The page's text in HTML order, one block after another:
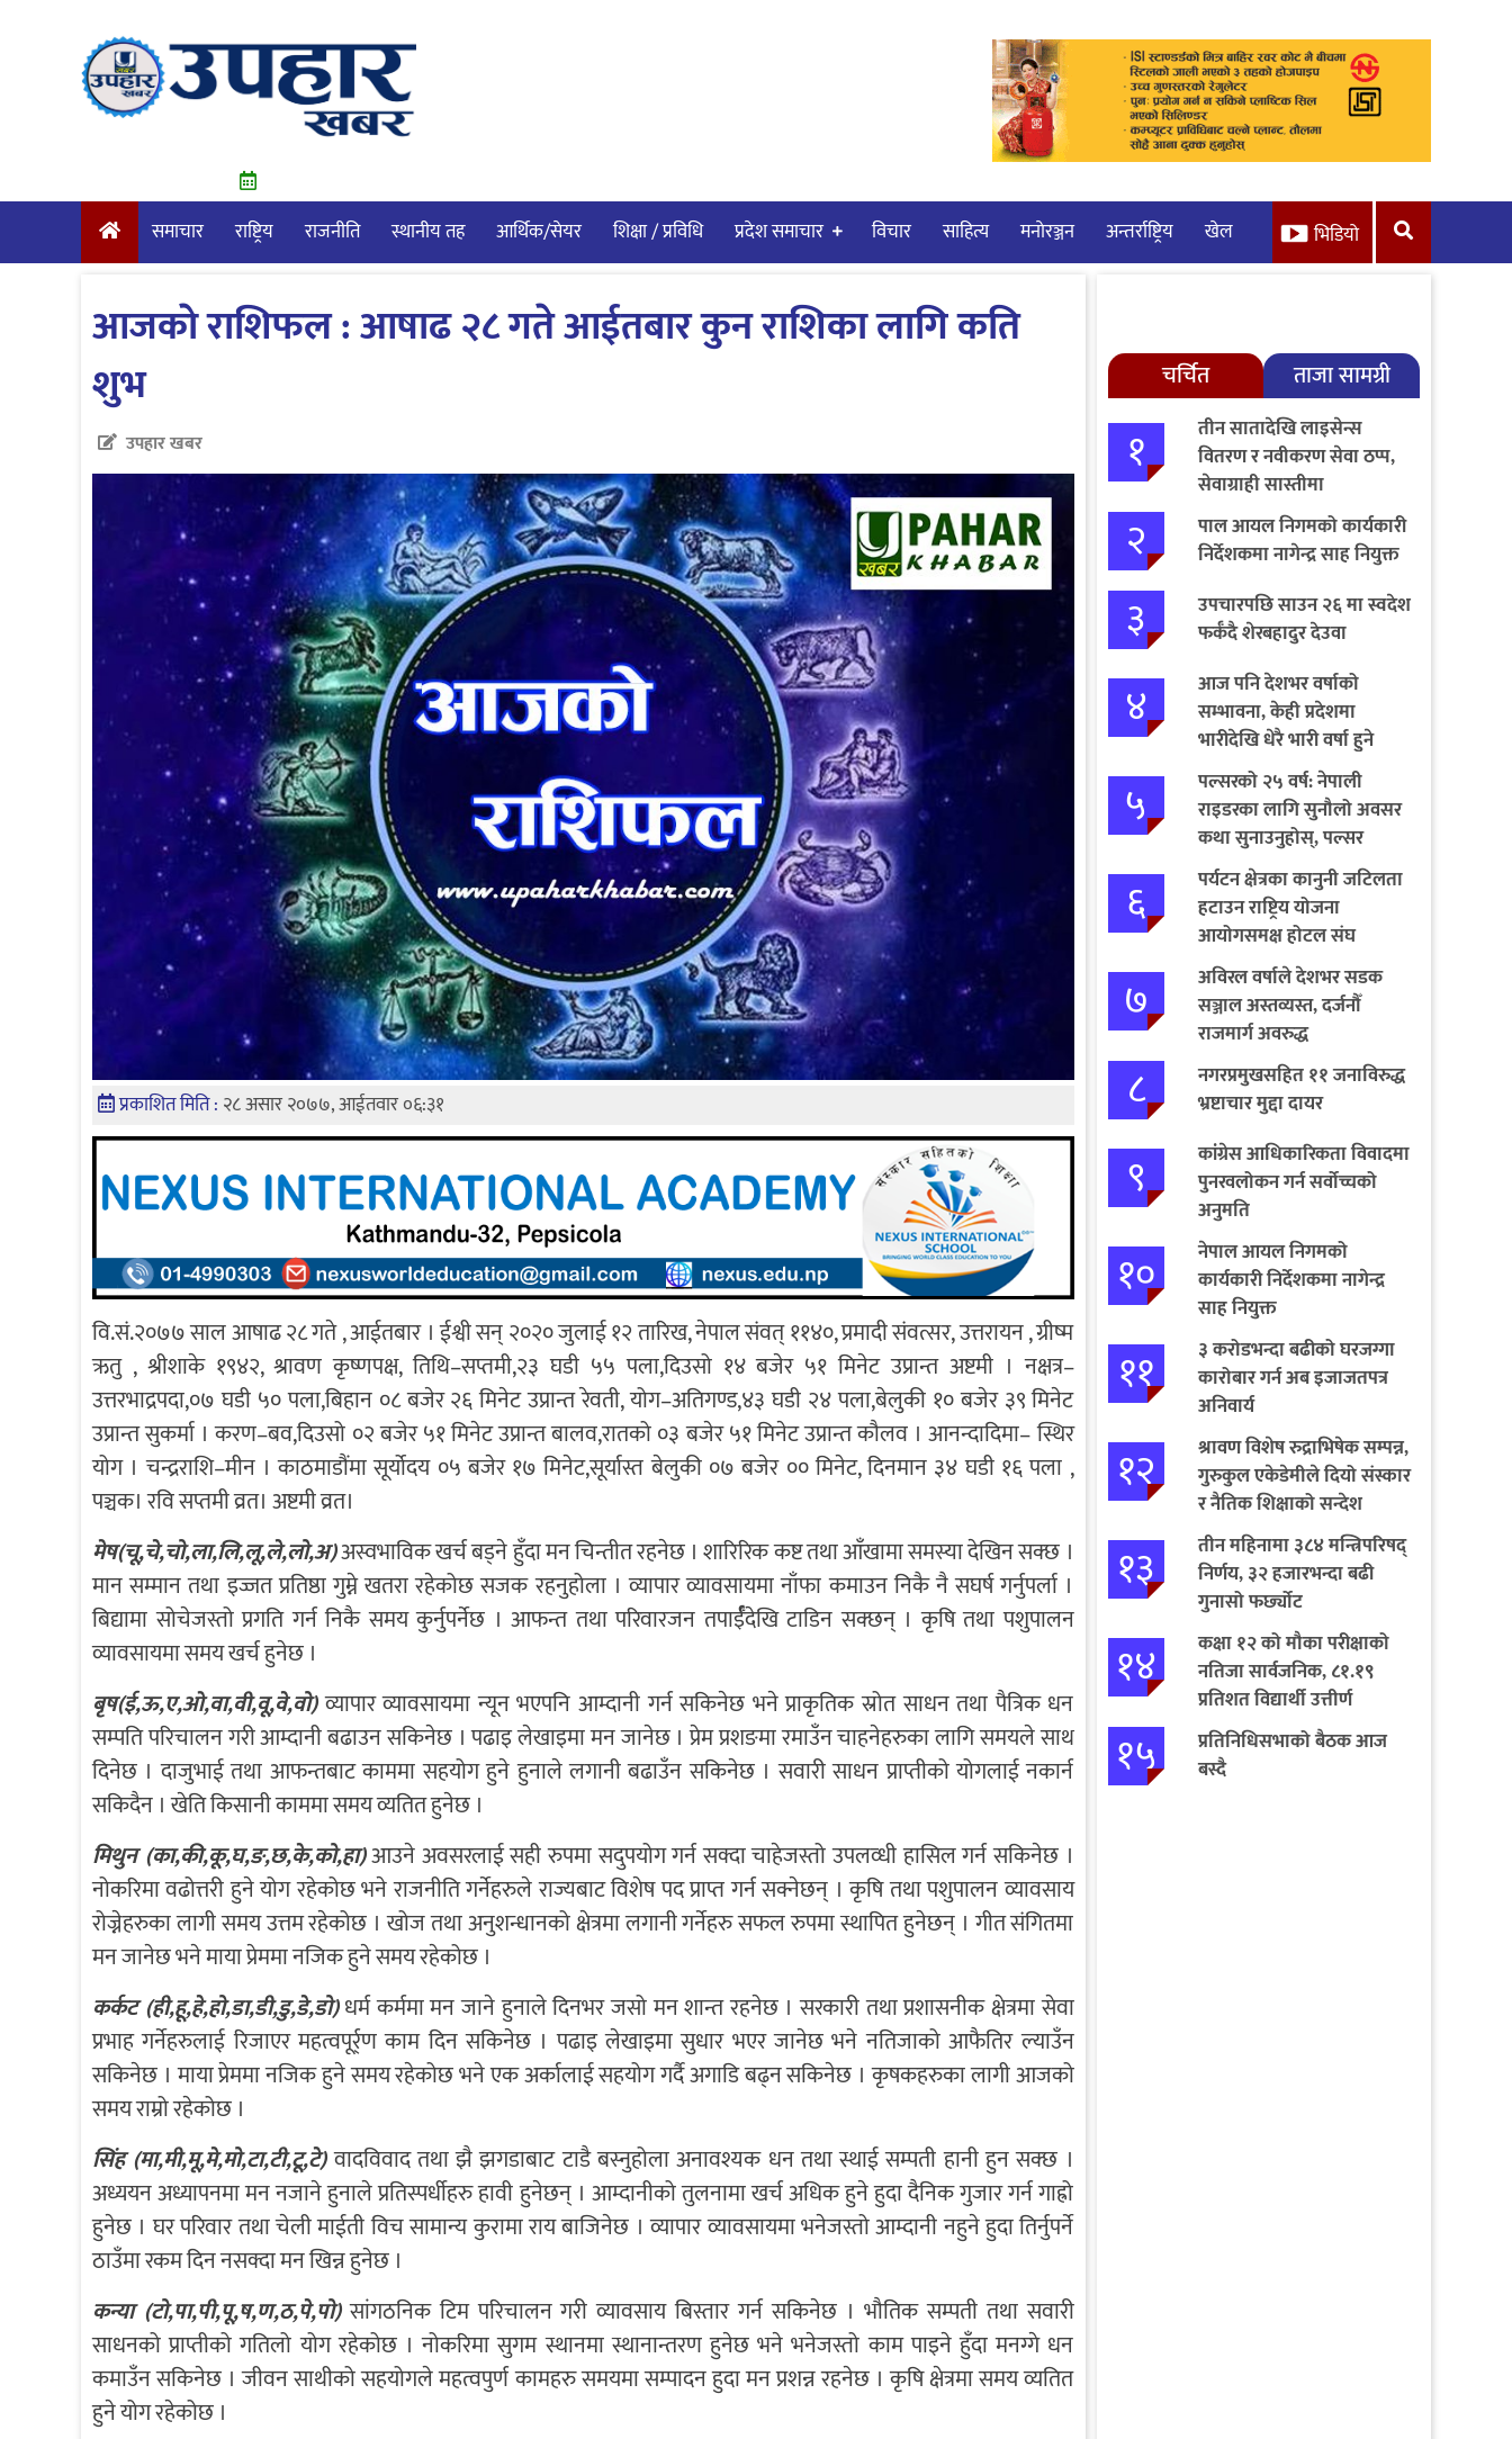
समाचार राष्ट्रिय राजनीति स्थानीय तह आर्थिक/सेयर शिक्षा / प्रविधि प्रदेश समाचार विचार साहित्य मनाेरञ्जन अन्तर्राष्ट्रिय खेल भिडियो
आजकाे राशिफल : आषाढ २८ गते आईतबार कुन राशिका लागि कति
शुभ
उपहार खबर
प्रकाशित मिति : २८ असार २०७७, आईतवार ०६:३१
वि.सं.२०७७ साल आषाढ २८ गते , आईतबार । ईश्वी सन् २०२० जुलाई १२ तारिख, नेपाल संवत् ११४०, प्रमादी संवत्सर, उत्तरायन , ग्रीष्म
ऋतु , श्रीशाके १९४२, श्रावण कृष्णपक्ष, तिथि–सप्तमी,२३ घडी ५५ पला,दिउसो १४ बजेर ५१ मिनेट उप्रान्त अष्टमी । नक्षत्र–
उत्तरभाद्रपदा,०७ घडी ५० पला,बिहान ०८ बजेर २६ मिनेट उप्रान्त रेवती, योग–अतिगण्ड,४३ घडी २४ पला,बेलुकी १० बजेर ३९ मिनेट
उप्रान्त सुकर्मा । करण–बव,दिउसो ०२ बजेर ५१ मिनेट उप्रान्त बालव,रातको ०३ बजेर ५१ मिनेट उप्रान्त कौलव । आनन्दादिमा– स्थिर
योग । चन्द्रराशि–मीन । काठमाडौंमा सूर्योदय ०५ बजेर १७ मिनेट,सूर्यास्त बेलुकी ०७ बजेर ०० मिनेट, दिनमान ३४ घडी १६ पला ,
पञ्चक। रवि सप्तमी व्रत। अष्टमी व्रत।
मेष(चू,चे,चो,ला,लि,लू,ले,लो,अ)अस्वभाविक खर्च बड्ने हुँदा मन चिन्तीत रहनेछ । शारिरिक कष्ट तथा आँखामा समस्या देखिन सक्छ ।
मान सम्मान तथा इज्जत प्रतिष्ठा गुम्ने खतरा रहेकोछ सजक रहनुहोला । व्यापार व्यावसायमा नाँफा कमाउन निकै नै सघर्ष गर्नुपर्ला ।
बिद्यामा सोचेजस्तो प्रगति गर्न निकै समय कुर्नुपर्नेछ । आफन्त तथा परिवारजन तपार्ईँदेखि टाडिन सक्छन् । कृषि तथा पशुपालन
व्यावसायमा समय खर्च हुनेछ ।
बृष(ई,ऊ,ए,ओ,वा,वी,वू,वे,वो)व्यापार व्यावसायमा न्यून भएपनि आम्दानी गर्न सकिनेछ भने प्राकृतिक स्रोत साधन तथा पैत्रिक धन
सम्पति परिचालन गरी आम्दानी बढाउन सकिनेछ । पढाइ लेखाइमा मन जानेछ । प्रेम प्रशङमा रमाउँन चाहनेहरुका लागि समयले साथ
दिनेछ । दाजुभाई तथा आफन्तबाट काममा सहयोग हुने हुनाले लगानी बढाउँन सकिनेछ । सवारी साधन प्राप्तीको योगलाई नकार्न
सकिदैन । खेति किसानी काममा समय व्यतित हुनेछ ।
मिथुन (का,की,कू,घ,ङ,छ,के,को,हा)आउने अवसरलाई सही रुपमा सदुपयोग गर्न सक्दा चाहेजस्तो उपलव्धी हासिल गर्न सकिनेछ ।
नोकरिमा वढोत्तरी हुने योग रहेकोछ भने राजनीति गर्नेहरुले राज्यबाट विशेष पद प्राप्त गर्न सक्नेछन् । कृषि तथा पशुपालन व्यावसाय
रोज्नेहरुका लागी समय उत्तम रहेकोछ । खोज तथा अनुशन्धानको क्षेत्रमा लगानी गर्नेहरु सफल रुपमा स्थापित हुनेछन् । गीत संगितमा
मन जानेछ भने माया प्रेममा नजिक हुने समय रहेकोछ ।
कर्कट (ही,हू,हे,हो,डा,डी,डु,डे,डो)धर्म कर्ममा मन जाने हुनाले दिनभर जसो मन शान्त रहनेछ । सरकारी तथा प्रशासनीक क्षेत्रमा सेवा
प्रभाह गर्नेहरुलाई रिजाएर महत्वपूर्र्ण काम दिन सकिनेछ । पढाइ लेखाइमा सुधार भएर जानेछ भने नतिजाको आफैतिर ल्याउँन
सकिनेछ । माया प्रेममा नजिक हुने समय रहेकोछ भने एक अर्कालाई सहयोग गर्दै अगाडि बढ्न सकिनेछ । कृषकहरुका लागी आजको
समय राम्रो रहेकोछ ।
सिंह (मा,मी,मू,मे,मो,टा,टी,टू,टे)वादविवाद तथा झै झगडाबाट टाडै बस्नुहोला अनावश्यक धन तथा स्थाई सम्पती हानी हुन सक्छ ।
अध्ययन अध्यापनमा मन नजाने हुनाले प्रतिस्पर्धीहरु हावी हुनेछन् । आम्दानीको तुलनामा खर्च अधिक हुने हुदा दैनिक गुजार गर्न गाह्रो
हुनेछ । घर परिवार तथा चेली माईती विच सामान्य कुरामा राय बाजिनेछ । व्यापार व्यावसायमा भनेजस्तो आम्दानी नहुने हुदा तिर्नुपर्ने
ठाउँमा रकम दिन नसक्दा मन खिन्न हुनेछ ।
कन्या (टो,पा,पी,पू,ष,ण,ठ,पे,पो) सांगठनिक टिम परिचालन गरी व्यावसाय बिस्तार गर्न सकिनेछ । भौतिक सम्पती तथा सवारी
साधनको प्राप्तीको गतिलो योग रहेकोछ । नोकरिमा सुगम स्थानमा स्थानान्तरण हुनेछ भने भनेजस्तो काम पाइने हुँदा मनग्गे धन
कमाउँन सकिनेछ । जीवन साथीको सहयोगले महत्वपुर्ण कामहरु समयमा सम्पादन हुदा मन प्रशन्न रहनेछ । कृषि क्षेत्रमा समय व्यतित
हुने योग रहेकोछ ।
चर्चित ताजा सामग्री
१
तीन सातादेखि लाइसेन्स
वितरण र नवीकरण सेवा ठप्प,
सेवाग्राही सास्तीमा
२
पाल आयल निगमको कार्यकारी
निर्देशकमा नागेन्द्र साह नियुक्त
३
उपचारपछि साउन २६ मा स्वदेश
फर्कँदै शेरबहादुर देउवा
४
आज पनि देशभर वर्षाको
सम्भावना, केही प्रदेशमा
भारीदेखि धेरै भारी वर्षा हुने
चेतावनी
५
पल्सरको २५ वर्ष: नेपाली
राइडरका लागि सुनौलो अवसर
कथा सुनाउनुहोस्, पल्सर
जित्नुहोस्
६
पर्यटन क्षेत्रका कानुनी जटिलता
हटाउन राष्ट्रिय योजना
आयोगसमक्ष होटल संघ
बागमतीका पाँचबुँदे माग
७
अविरल वर्षाले देशभर सडक
सञ्जाल अस्तव्यस्त, दर्जनौँ
राजमार्ग अवरुद्ध
८
नगरप्रमुखसहित ११ जनाविरुद्ध
भ्रष्टाचार मुद्दा दायर
९
कांग्रेस आधिकारिकता विवादमा
पुनरवलोकन गर्न सर्वोच्चको
अनुमति
१०
नेपाल आयल निगमको
कार्यकारी निर्देशकमा नागेन्द्र
साह नियुक्त
११
३ करोडभन्दा बढीको घरजग्गा
कारोबार गर्न अब इजाजतपत्र
अनिवार्य
१२
श्रावण विशेष रुद्राभिषेक सम्पन्न,
गुरुकुल एकेडेमीले दियो संस्कार
र नैतिक शिक्षाको सन्देश
१३
तीन महिनामा ३८४ मन्त्रिपरिषद्
निर्णय, ३२ हजारभन्दा बढी
गुनासो फर्छ्योट
१४
कक्षा १२ को मौका परीक्षाको
नतिजा सार्वजनिक, ८१.१९
प्रतिशत विद्यार्थी उत्तीर्ण
१५
प्रतिनिधिसभाको बैठक आज
बस्दै